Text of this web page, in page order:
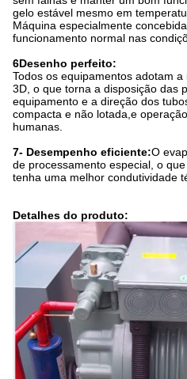
gelo estável mesmo em
Máquina especialmente
funcionamento normal nas
6Desenho perfeito:
Todos os equipamentos adotam
3D, o que torna a disposição das
equipamento e a direção dos
compacta e não lotada,e
humanas.
7- Desempenho eficiente:O
de processamento especial, o
tenha uma melhor condutividade
Detalhes do produto: